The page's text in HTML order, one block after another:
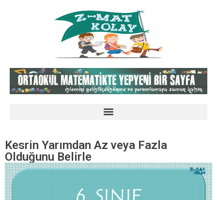
Kesrin Yarımdan Az veya Fazla
Olduğunu Belirle